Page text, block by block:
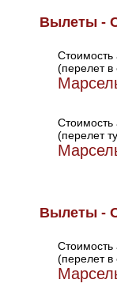
Вылеты -
Стоимость
(перелет в
Стоимость
(перелет
Вылеты -
Стоимость
(перелет в